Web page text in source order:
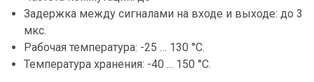
Задержка между сигналами на входе и выходе: до 3
мкс.
Рабочая температура: -25 … 130 °C.
Температура хранения: -40 ... 150 °C.